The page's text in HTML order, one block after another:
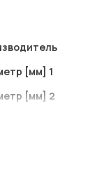
[мм] 1
[мм] 2
[мм]